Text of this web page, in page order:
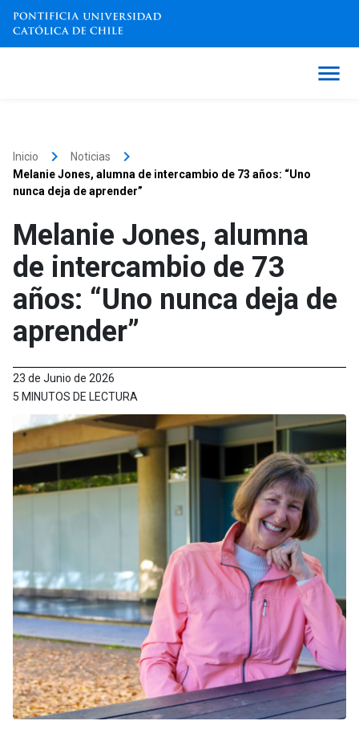
Inicio keyboard_arrow_right Noticias keyboard_arrow_right
Melanie Jones, alumna de intercambio de 73 años: “Uno
nunca deja de aprender”
Melanie Jones, alumna
de intercambio de 73
años: “Uno nunca deja de
aprender”
23 de Junio de 2026
5 MINUTOS DE LECTURA